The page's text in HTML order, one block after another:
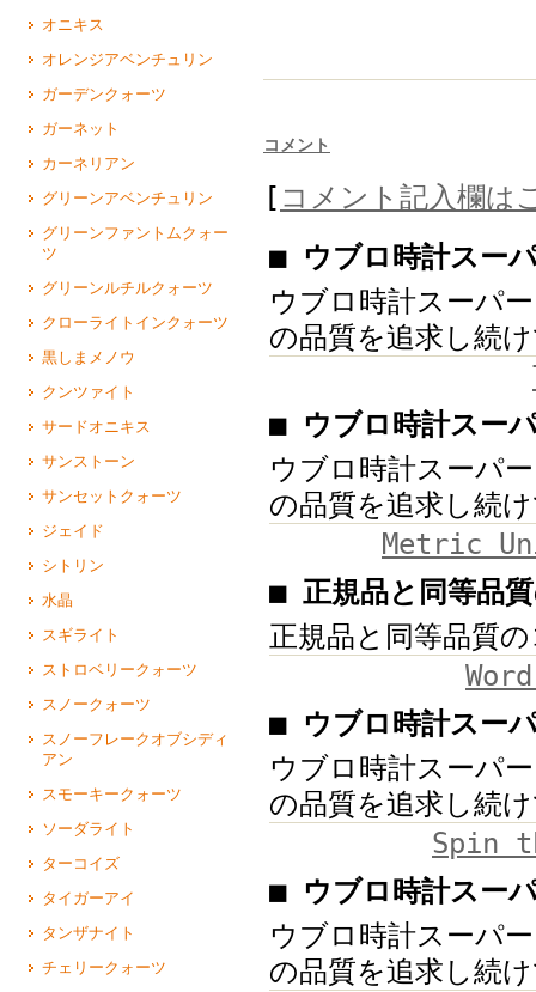
オニキス
オレンジアベンチュリン
ガーデンクォーツ
ガーネット
カーネリアン
グリーンアベンチュリン
グリーンファントムクォー
ツ
グリーンルチルクォーツ
クローライトインクォーツ
黒しまメノウ
クンツァイト
サードオニキス
サンストーン
サンセットクォーツ
ジェイド
シトリン
水晶
スギライト
ストロベリークォーツ
スノークォーツ
スノーフレークオブシディ
アン
スモーキークォーツ
ソーダライト
ターコイズ
タイガーアイ
タンザナイト
チェリークォーツ
コメント
[ コメント記入欄は
■ ウブロ時計スー
ウブロ時計スーパ
の品質を追求し続
■ ウブロ時計スー
ウブロ時計スーパ
の品質を追求し続
Metric
■ 正規品と同等品
正規品と同等品質
■ ウブロ時計スー
ウブロ時計スーパ
の品質を追求し続
Spin
■ ウブロ時計スー
ウブロ時計スーパ
の品質を追求し続